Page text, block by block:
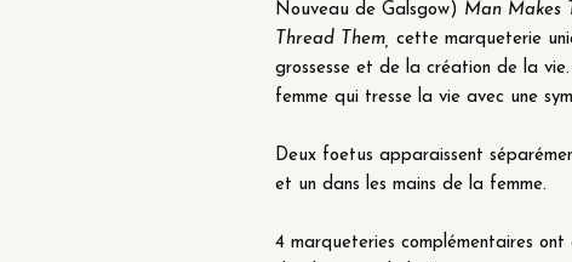
Nouveau de Galsgow) Man Makes
Thread Them, cette marqueterie
grossesse et de la création de la
femme qui tresse la vie avec une
Deux foetus apparaissent
et un dans les mains de la femme.
4 marqueteries complémentaires